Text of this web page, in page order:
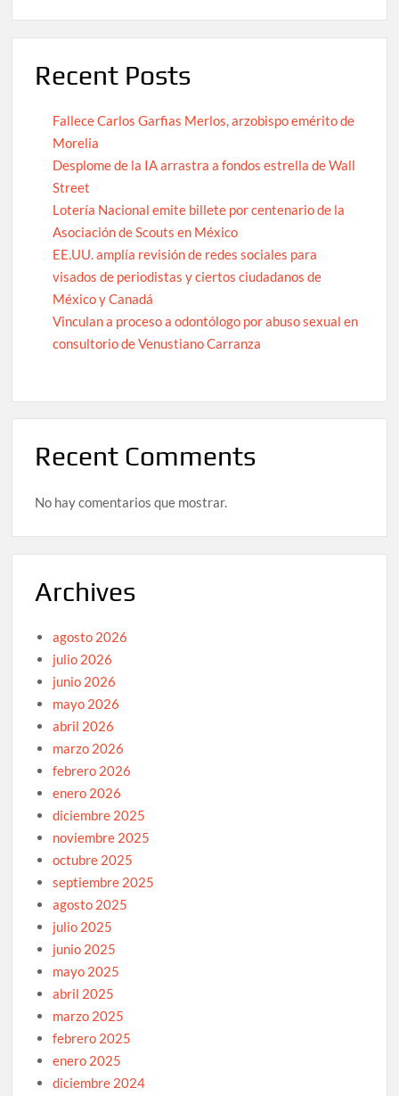
Recent Posts
Fallece Carlos Garfias Merlos, arzobispo emérito de
Morelia
Desplome de la IA arrastra a fondos estrella de Wall
Street
Lotería Nacional emite billete por centenario de la
Asociación de Scouts en México
EE.UU. amplía revisión de redes sociales para
visados de periodistas y ciertos ciudadanos de
México y Canadá
Vinculan a proceso a odontólogo por abuso sexual en
consultorio de Venustiano Carranza
Recent Comments
No hay comentarios que mostrar.
Archives
agosto 2026
julio 2026
junio 2026
mayo 2026
abril 2026
marzo 2026
febrero 2026
enero 2026
diciembre 2025
noviembre 2025
octubre 2025
septiembre 2025
agosto 2025
julio 2025
junio 2025
mayo 2025
abril 2025
marzo 2025
febrero 2025
enero 2025
diciembre 2024